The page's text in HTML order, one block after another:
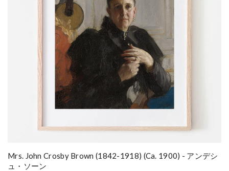
Mrs. John Crosby Brown (1842-1918) (ca. 1900) - アンデシ
ュ・ソーン